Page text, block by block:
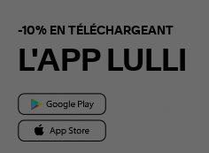
-10% EN TÉLÉCHARGEANT
L'APP LULLI